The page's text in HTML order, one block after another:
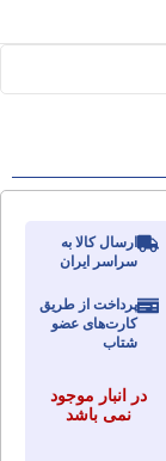
ارسال کالا به
سراسر ایران
پرداخت از طریق
کارت‌های عضو
شتاب
در انبار موجود
نمی باشد